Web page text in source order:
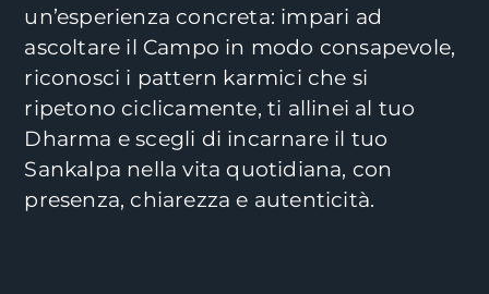
un’esperienza concreta: impari ad
ascoltare il Campo in modo consapevole,
riconosci i pattern karmici che si
ripetono ciclicamente, ti allinei al tuo
Dharma e scegli di incarnare il tuo
Sankalpa nella vita quotidiana, con
presenza, chiarezza e autenticità.